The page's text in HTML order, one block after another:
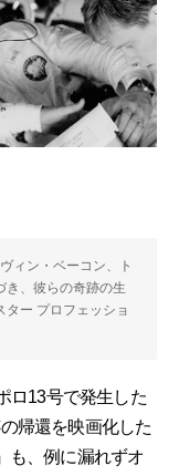
ィン・ベーコン、ト
き、彼らの奇跡の生
ー プロフェッショ
ロ13号で発生した
帰還を映画化した
も、例に漏れずオ